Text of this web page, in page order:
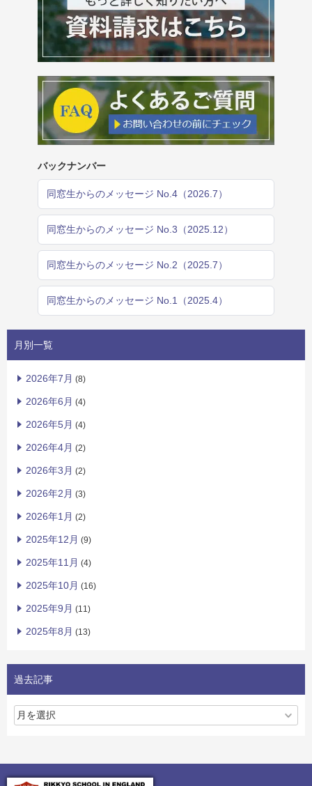
バックナンバー
同窓生からのメッセージ No.4（2026.7）
同窓生からのメッセージ No.3（2025.12）
同窓生からのメッセージ No.2（2025.7）
同窓生からのメッセージ No.1（2025.4）
月別一覧
2026年7月 (8)
2026年6月 (4)
2026年5月 (4)
2026年4月 (2)
2026年3月 (2)
2026年2月 (3)
2026年1月 (2)
2025年12月 (9)
2025年11月 (4)
2025年10月 (16)
2025年9月 (11)
2025年8月 (13)
過去記事